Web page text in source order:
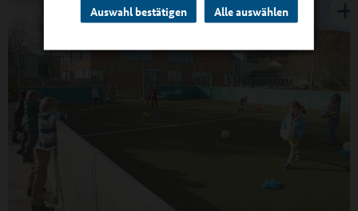
Auswahl bestätigen Alle auswählen